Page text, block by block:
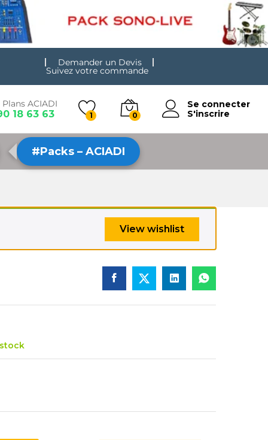
Demander un Devis
Suivez votre commande
ACIADI
18 63 63 1 0
Se connecter
S'inscrire
#Packs – ACIADI
View wishlist